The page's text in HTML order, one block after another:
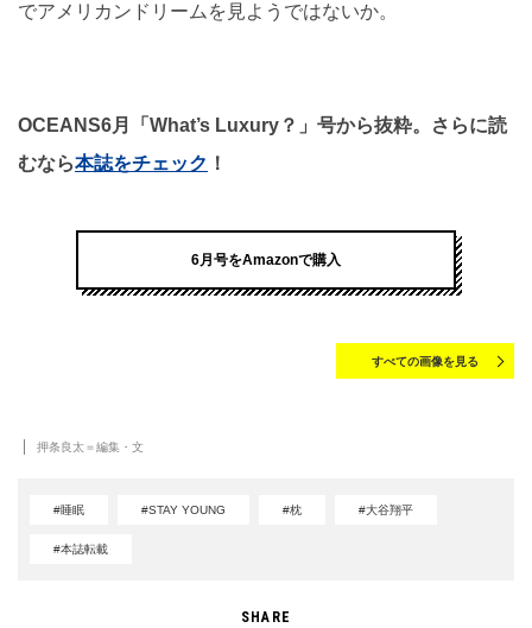
でアメリカンドリームを見ようではないか。
OCEANS6月「What’s Luxury？」号から抜粋。さらに読
むなら本誌をチェック ！
6月号をAmazonで購入
すべての画像を見る
押条良太＝編集・文
#睡眠 #STAY YOUNG #枕 #大谷翔平
#本誌転載
SHARE